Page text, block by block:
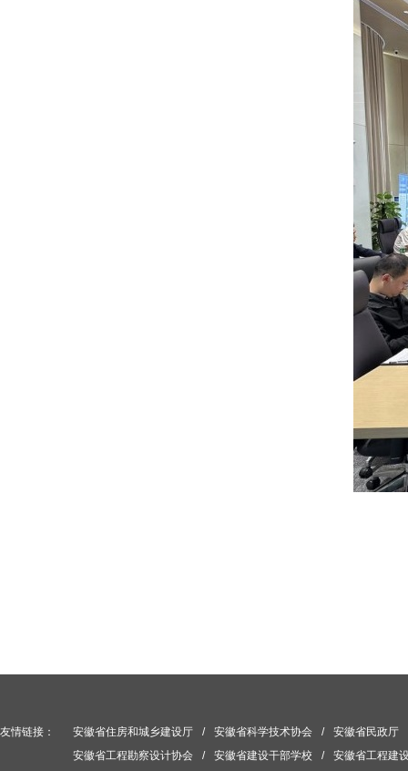
友情链接： 安徽省住房和城乡建设厅 / 安徽省科学技术协会 /
安徽省民政厅
安徽省工程勘察设计协会
/ 安徽省建设干部学校 /
安徽省工程建